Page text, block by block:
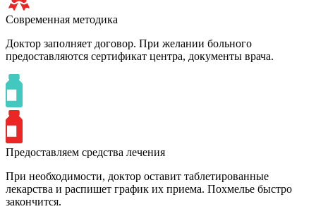
Современная методика
Доктор заполняет договор. При желании больного
предоставляются сертификат центра, документы врача.
Предоставляем средства лечения
При необходимости, доктор оставит таблетированные
лекарства и распишет график их приема. Похмелье быстро
закончится.